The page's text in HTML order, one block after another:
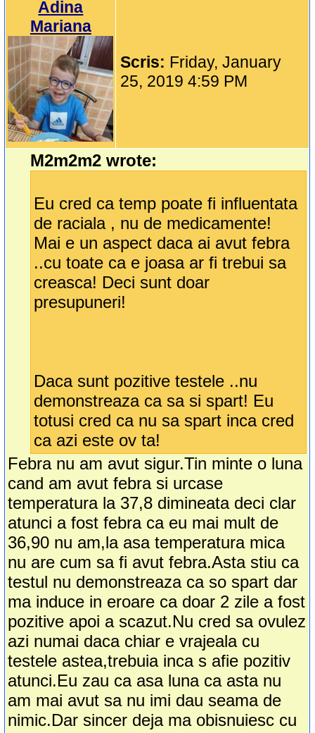
Adina
Mariana
Scris: Friday, January
25, 2019 4:59 PM
M2m2m2 wrote:
Eu cred ca temp poate fi influentata
de raciala , nu de medicamente!
Mai e un aspect daca ai avut febra
..cu toate ca e joasa ar fi trebui sa
creasca! Deci sunt doar
presupuneri!
Daca sunt pozitive testele ..nu
demonstreaza ca sa si spart! Eu
totusi cred ca nu sa spart inca cred
ca azi este ov ta!
Febra nu am avut sigur.Tin minte o luna
cand am avut febra si urcase
temperatura la 37,8 dimineata deci clar
atunci a fost febra ca eu mai mult de
36,90 nu am,la asa temperatura mica
nu are cum sa fi avut febra.Asta stiu ca
testul nu demonstreaza ca so spart dar
ma induce in eroare ca doar 2 zile a fost
pozitive apoi a scazut.Nu cred sa ovulez
azi numai daca chiar e vrajeala cu
testele astea,trebuia inca s afie pozitiv
atunci.Eu zau ca asa luna ca asta nu
am mai avut sa nu imi dau seama de
nimic.Dar sincer deja ma obisnuiesc cu